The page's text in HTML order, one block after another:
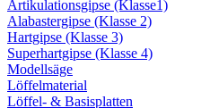
Artikulationsgipse (Klasse1)
Alabastergipse (Klasse 2)
Hartgipse (Klasse 3)
Superhartgipse (Klasse 4)
Modellsäge
Löffelmaterial
Löffel- & Basisplatten